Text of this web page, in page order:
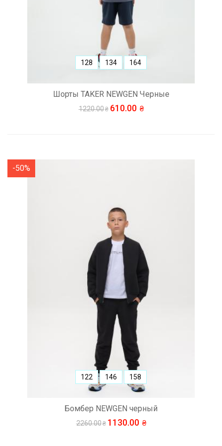
Шорты TAKER NEWGEN Черные
1220.00 610.00
128 134 164
-50%
Бомбер NEWGEN черный
2260.00 1130.00
122 146 158